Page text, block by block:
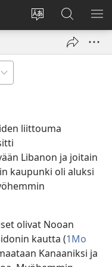
Vaihda
sivuston
Kirjaudu
(avaa
Hae
JW.ORG-
sivustolta
liittouma
Libanon ja joitain
kaupunki oli aluksi
olivat Nooan
kautta (1Mo
Kanaaniksi ja